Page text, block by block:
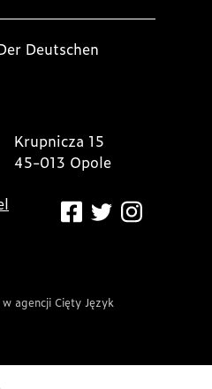
Deutschen
Krupnicza 15
45-013 Opole
agencji Cięty Język